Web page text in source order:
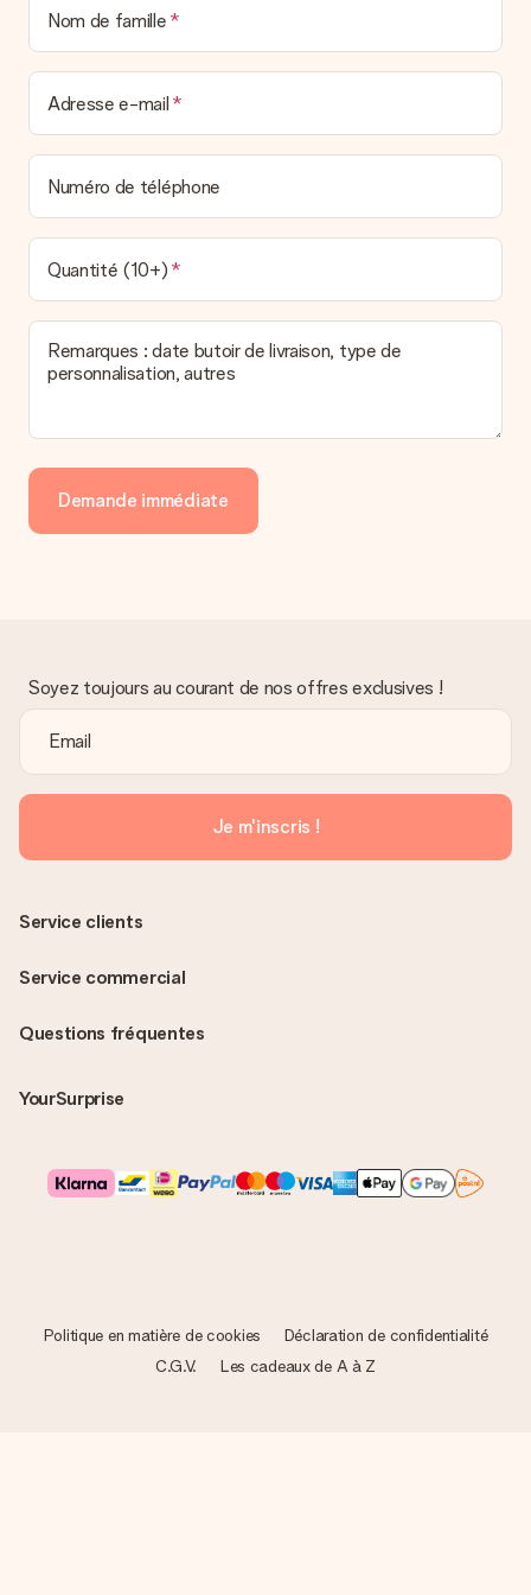
Nom de famille
Adresse e-mail
Numéro de téléphone
Quantité (10+)
Remarques : date butoir de livraison, type de
personnalisation, autres
Demande immédiate
Soyez toujours au courant de nos offres exclusives !
Je m'inscris !
Questions fréquentes
YourSurprise
Service clients
Service commercial
Politique en matière de cookies
Déclaration de confidentialité
C.G.V.
Les cadeaux de A à Z